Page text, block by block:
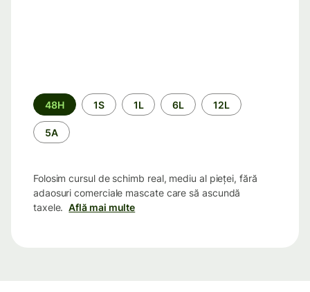
Perioada
48H 1S 1L 6L 12L
5A
Folosim cursul de schimb real, mediu al pieței, fără
adaosuri comerciale mascate care să ascundă
taxele. Află mai multe